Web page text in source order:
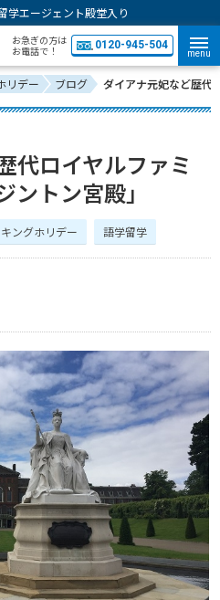
学エージェント殿堂入り
お急ぎの方は
お電話で！
0120-945-504
menu
リデー ブログ ダイアナ元妃など歴代
代ロイヤルファミ
ントン宮殿」
ングホリデー 語学留学